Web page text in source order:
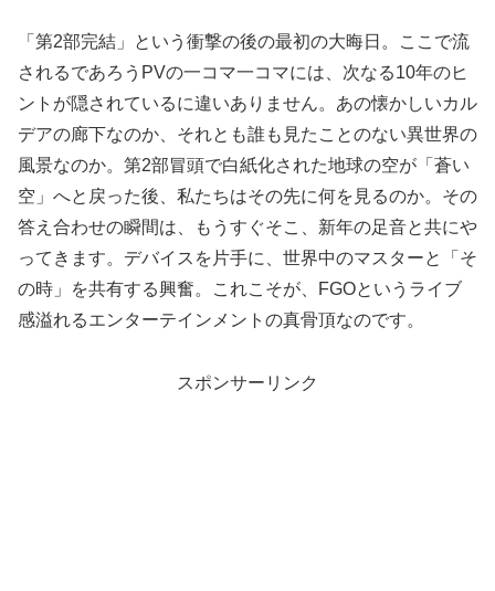
「第2部完結」という衝撃の後の最初の大晦日。ここで流
されるであろうPVの一コマ一コマには、次なる10年のヒ
ントが隠されているに違いありません。あの懐かしいカル
デアの廊下なのか、それとも誰も見たことのない異世界の
風景なのか。第2部冒頭で白紙化された地球の空が「蒼い
空」へと戻った後、私たちはその先に何を見るのか。その
答え合わせの瞬間は、もうすぐそこ、新年の足音と共にや
ってきます。デバイスを片手に、世界中のマスターと「そ
の時」を共有する興奮。これこそが、FGOというライブ
感溢れるエンターテインメントの真骨頂なのです。
スポンサーリンク